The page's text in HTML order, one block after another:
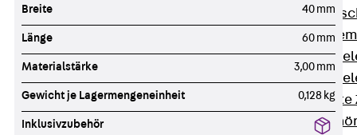
Zurück
Breite 40 mm
Länge 60 mm
Materialstärke 3,00 mm
Gewicht je Lagermengeneinheit 0,128 kg
Inklusivzubehör